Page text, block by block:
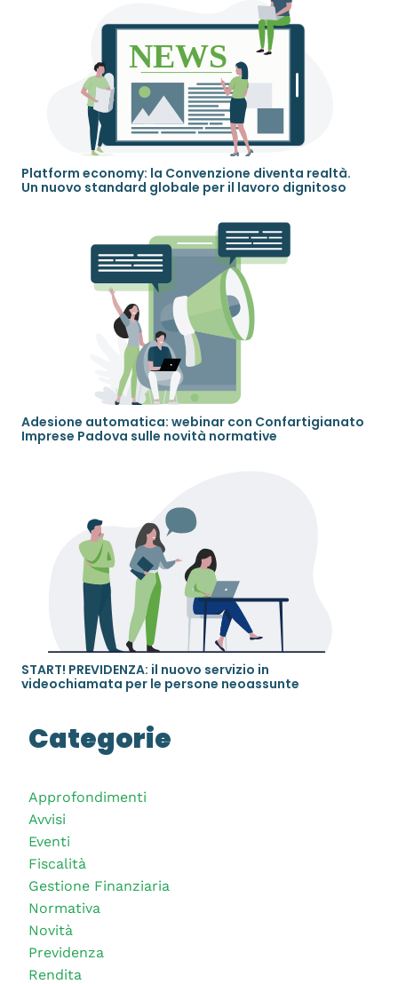
Platform economy: la Convenzione diventa realtà.
Un nuovo standard globale per il lavoro dignitoso
Adesione automatica: webinar con Confartigianato
Imprese Padova sulle novità normative
START! PREVIDENZA: il nuovo servizio in
videochiamata per le persone neoassunte
Categorie
Approfondimenti
Avvisi
Eventi
Fiscalità
Gestione Finanziaria
Normativa
Novità
Previdenza
Rendita